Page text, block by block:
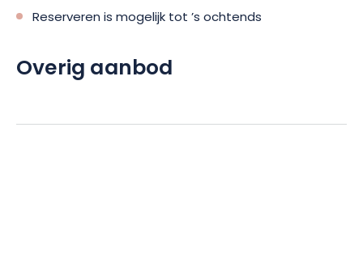
Reserveren is mogelijk tot ’s ochtends
Overig aanbod